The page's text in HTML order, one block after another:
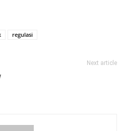
regulasi
Next article